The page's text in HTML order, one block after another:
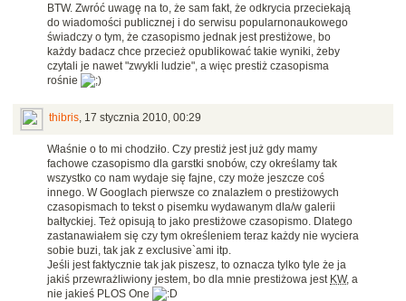
BTW. Zwróć uwagę na to, że sam fakt, że odkrycia przeciekają
do wiadomości publicznej i do serwisu popularnonaukowego
świadczy o tym, że czasopismo jednak jest prestiżowe, bo
każdy badacz chce przecież opublikować takie wyniki, żeby
czytali je nawet "zwykli ludzie", a więc prestiż czasopisma
rośnie
thibris 17 stycznia 2010, 00:29
Właśnie o to mi chodziło. Czy prestiż jest już gdy mamy
fachowe czasopismo dla garstki snobów, czy określamy tak
wszystko co nam wydaje się fajne, czy może jeszcze coś
innego. W Googlach pierwsze co znalazłem o prestiżowych
czasopismach to tekst o pisemku wydawanym dla/w galerii
bałtyckiej. Też opisują to jako prestiżowe czasopismo. Dlatego
zastanawiałem się czy tym określeniem teraz każdy nie wyciera
sobie buzi, tak jak z exclusive`ami itp.
Jeśli jest faktycznie tak jak piszesz, to oznacza tylko tyle że ja
jakiś przewrażliwiony jestem, bo dla mnie prestiżowa jest KW, a
nie jakieś PLOS One